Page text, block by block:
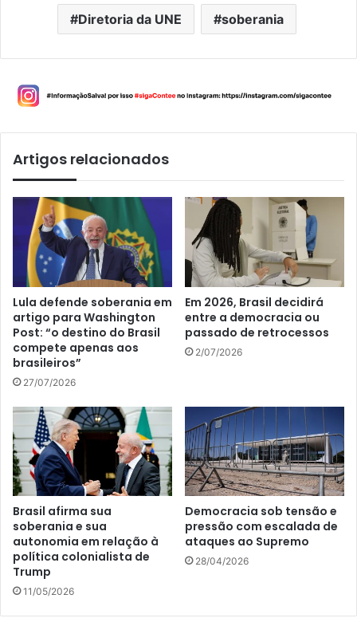
Diretoria da UNE soberania
Artigos relacionados
Lula defende soberania em
artigo para Washington
Post: “o destino do Brasil
compete apenas aos
brasileiros”
27/07/2026
Em 2026, Brasil decidirá
entre a democracia ou
passado de retrocessos
2/07/2026
Brasil afirma sua
soberania e sua
autonomia em relação à
política colonialista de
Trump
11/05/2026
Democracia sob tensão e
pressão com escalada de
ataques ao Supremo
28/04/2026